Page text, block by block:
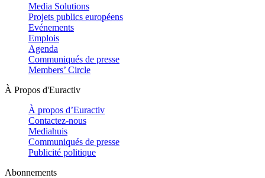
Media Solutions
Projets publics européens
Evénements
Emplois
Agenda
Communiqués de presse
Members’ Circle
À Propos d'Euractiv
À propos d’Euractiv
Contactez-nous
Mediahuis
Communiqués de presse
Publicité politique
Abonnements